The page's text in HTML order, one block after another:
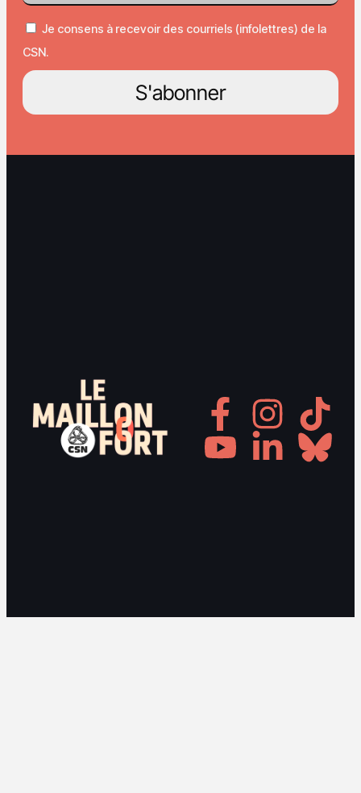
Je consens à recevoir des courriels (infolettres) de la
CSN.
S'abonner